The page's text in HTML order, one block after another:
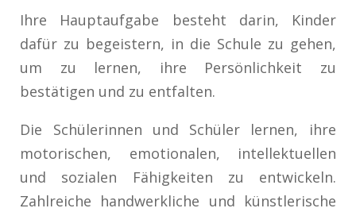
Ihre Hauptaufgabe besteht darin, Kinder
dafür zu begeistern, in die Schule zu gehen,
um zu lernen, ihre Persönlichkeit zu
bestätigen und zu entfalten.
Die Schülerinnen und Schüler lernen, ihre
motorischen, emotionalen, intellektuellen
und sozialen Fähigkeiten zu entwickeln.
Zahlreiche handwerkliche und künstlerische